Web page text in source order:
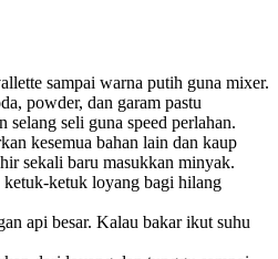
sampai warna putih guna mixer.
powder, dan garam pastu
selang seli guna speed perlahan.
kesemua bahan lain dan kaup
sekali baru masukkan minyak.
ketuk-ketuk loyang bagi hilang
api besar. Kalau bakar ikut suhu